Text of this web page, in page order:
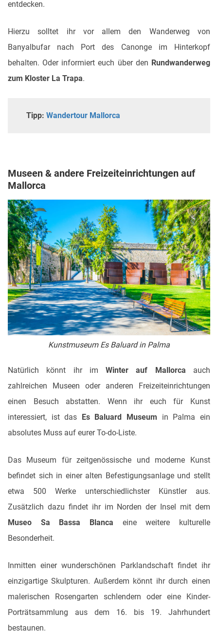
entdecken.
Hierzu solltet ihr vor allem den Wanderweg von
Banyalbufar nach Port des Canonge im Hinterkopf
behalten. Oder informiert euch über den Rundwanderweg
zum Kloster La Trapa.
Tipp: Wandertour Mallorca
Museen & andere Freizeiteinrichtungen auf
Mallorca
Kunstmuseum Es Baluard in Palma
Natürlich könnt ihr imWinter auf Mallorca auch
zahlreichen Museen oder anderen Freizeiteinrichtungen
einen Besuch abstatten. Wenn ihr euch für Kunst
interessiert, ist das Es Baluard Museum in Palma ein
absolutes Muss auf eurer To-do-Liste.
Das Museum für zeitgenössische und moderne Kunst
befindet sich in einer alten Befestigungsanlage und stellt
etwa 500 Werke unterschiedlichster Künstler aus.
Zusätzlich dazu findet ihr im Norden der Insel mit dem
Museo Sa Bassa Blanca eine weitere kulturelle
Besonderheit.
Inmitten einer wunderschönen Parklandschaft findet ihr
einzigartige Skulpturen. Außerdem könnt ihr durch einen
malerischen Rosengarten schlendern oder eine Kinder-
Porträtsammlung aus dem 16. bis 19. Jahrhundert
bestaunen.